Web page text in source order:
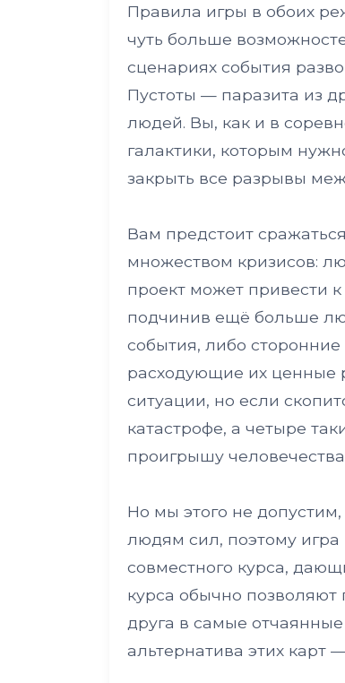
Правила игры в обоих
чуть больше
сценариях события
Пустоты — паразита из
людей. Вы, как и в
галактики, которым
закрыть все разрывы
Вам предстоит
множеством кризисов:
проект может привести
подчинив ещё больше
события, либо
расходующие их ценные
ситуации, но если
катастрофе, а четыре
проигрышу
Но мы этого не
людям сил, поэтому игра
совместного курса,
курса обычно позволяют
друга в самые
альтернатива этих карт